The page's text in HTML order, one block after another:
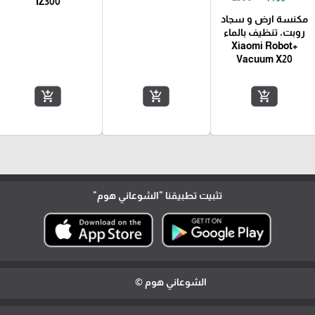
مكنسة ارض و سجاد
روبت، تنظيف بالماء
+Xiaomi Robot
Vacuum X20
add_shopping_cart
add_shopping_cart
add_shopping_cart
تثبيت تطبيقنا "الشوعاني هوم"
الشوعاني هوم ©